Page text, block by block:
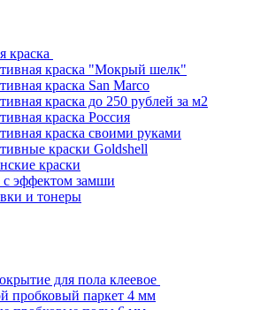
краска
краска "Мокрый шелк"
краска San Marco
краска до 250 рублей за м2
краска Россия
краска своими руками
краски Goldshell
краски
с эффектом замши
и тонеры
для пола клеевое
пробковый паркет 4 мм